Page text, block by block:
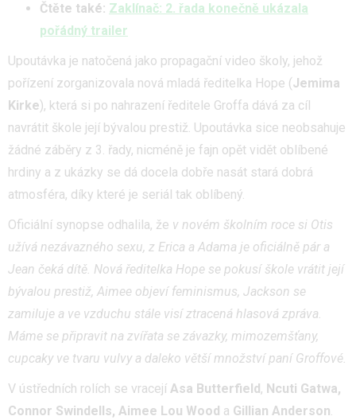
Čtěte také: Zaklínač: 2. řada konečně ukázala
pořádný trailer
Upoutávka je natočená jako propagační video školy, jehož
pořízení zorganizovala nová mladá ředitelka Hope (Jemima
Kirke), která si po nahrazení ředitele Groffa dává za cíl
navrátit škole její bývalou prestiž. Upoutávka sice neobsahuje
žádné záběry z 3. řady, nicméně je fajn opět vidět oblíbené
hrdiny a z ukázky se dá docela dobře nasát stará dobrá
atmosféra, díky které je seriál tak oblíbený.
Oficiální synopse odhalila, že v novém školním roce si Otis
užívá nezávazného sexu, z Erica a Adama je oficiálně pár a
Jean čeká dítě. Nová ředitelka Hope se pokusí škole vrátit její
bývalou prestiž, Aimee objeví feminismus, Jackson se
zamiluje a ve vzduchu stále visí ztracená hlasová zpráva.
Máme se připravit na zvířata se závazky, mimozemšťany,
cupcaky ve tvaru vulvy a daleko větší množství paní Groffové.
V ústředních rolích se vracejí Asa Butterfield , Ncuti Gatwa,
Connor Swindells, Aimee Lou Wood a Gillian Anderson.